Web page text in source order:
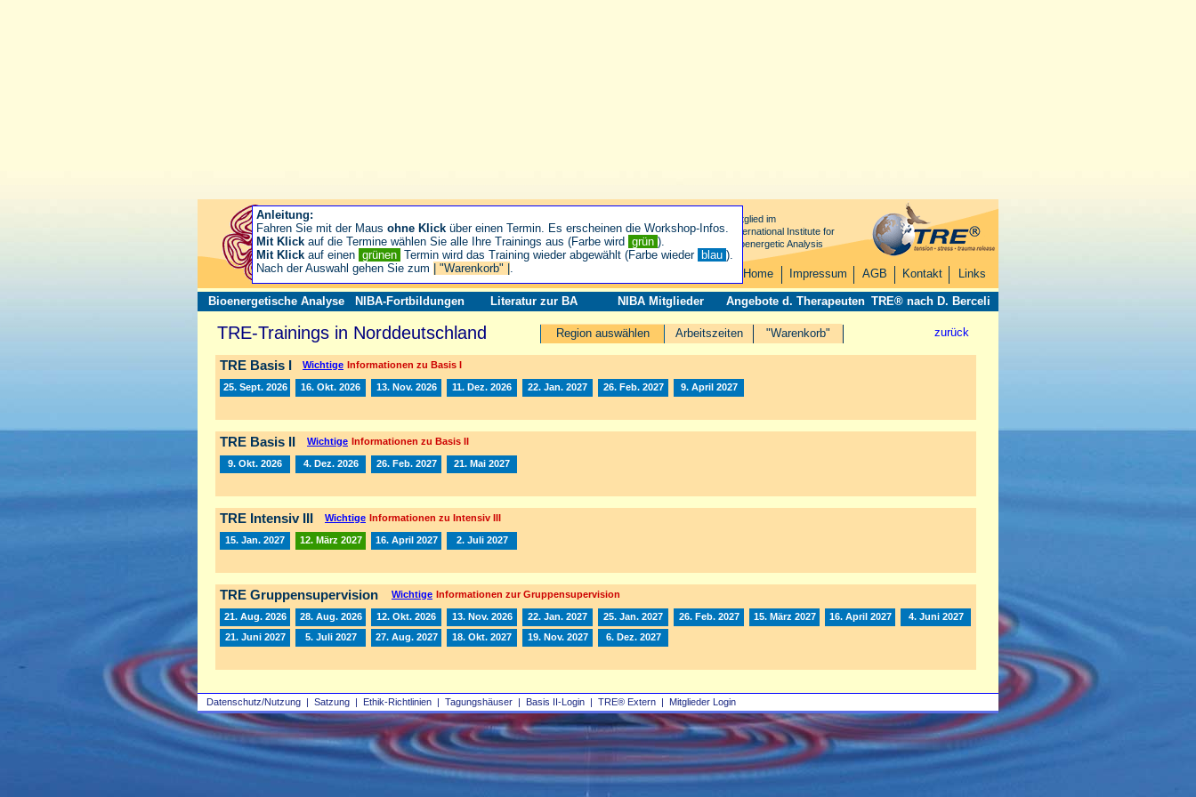
Datenschutz/Nutzung | Satzung | Ethik-Richtlinien | Tagungshäuser | Basis II‑Login | TRE® Extern | Mitglieder Login
Mitglied im
International Institute for
Bioenergetic Analysis
Home Impressum AGB Kontakt Links
Bioenergetische Analyse NIBA-Fortbildungen Literatur zur BA NIBA Mitglieder Angebote d. Therapeuten TRE® nach D. Berceli
zurück
Arbeitszeiten "Warenkorb"
TRE-Trainings in Norddeutschland Region auswählen
TRE Basis I Wichtige Informationen zu Basis I
25. Sept. 2026 16. Okt. 2026 13. Nov. 2026 11. Dez. 2026 22. Jan. 2027 26. Feb. 2027 9. April 2027
TRE Basis II Wichtige Informationen zu Basis II
9. Okt. 2026 4. Dez. 2026 26. Feb. 2027 21. Mai 2027
TRE Intensiv III Wichtige Informationen zu Intensiv III
15. Jan. 2027 12. März 2027 16. April 2027 2. Juli 2027
TRE Gruppensupervision Wichtige Informationen zur Gruppensupervision
21. Aug. 2026 28. Aug. 2026 12. Okt. 2026 13. Nov. 2026 22. Jan. 2027 25. Jan. 2027 26. Feb. 2027 15. März 2027 16. April 2027
4. Juni 2027
21. Juni 2027
5. Juli 2027 27. Aug. 2027 18. Okt. 2027 19. Nov. 2027 6. Dez. 2027
Anleitung:
Fahren Sie mit der Maus ohne Klick über einen Termin. Es erscheinen die Workshop-Infos.
Mit Klick auf die Termine wählen Sie alle Ihre Trainings aus (Farbe wird grün ).
Mit Klick auf einen grünen Termin wird das Training wieder abgewählt (Farbe wieder blau ).
Nach der Auswahl gehen Sie zum
| "Warenkorb" | .